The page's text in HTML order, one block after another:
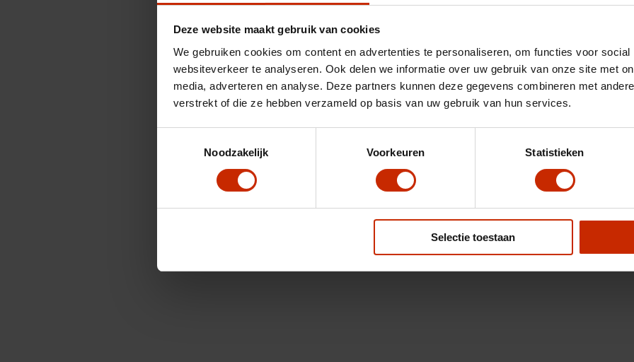
Deze website maakt gebruik van cookies
We gebruiken cookies om content en advertenties te personaliseren, om functies voor
websiteverkeer te analyseren. Ook delen we informatie over uw gebruik van onze site met
media, adverteren en analyse. Deze partners kunnen deze gegevens combineren met
verstrekt of die ze hebben verzameld op basis van uw gebruik van hun services.
Noodzakelijk
Voorkeuren Statistieken
Selectie toestaan